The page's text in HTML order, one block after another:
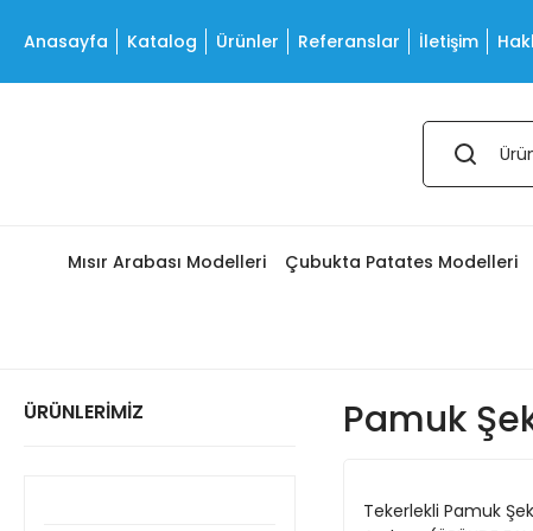
Anasayfa Katalog Ürünler Referanslar İletişim
Mısır Arabası Modelleri Çubukta Patates Modelleri
ÜRÜNLERİMİZ Pamuk
Tekerlekli Pamuk